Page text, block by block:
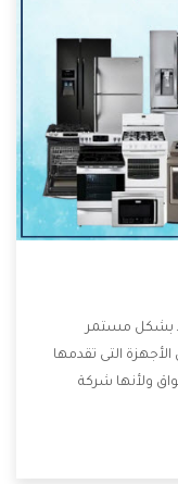
بشكل مستمر
التى تقدمها
ولأنها شركة
تسهل على